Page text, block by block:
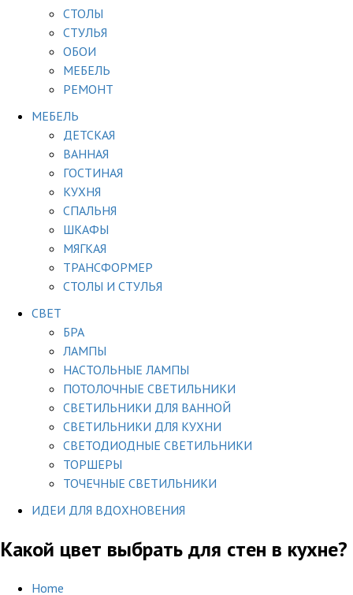
СТОЛЫ
СТУЛЬЯ
ОБОИ
МЕБЕЛЬ
РЕМОНТ
МЕБЕЛЬ
ДЕТСКАЯ
ВАННАЯ
ГОСТИНАЯ
КУХНЯ
СПАЛЬНЯ
ШКАФЫ
МЯГКАЯ
ТРАНСФОРМЕР
СТОЛЫ И СТУЛЬЯ
СВЕТ
БРА
ЛАМПЫ
НАСТОЛЬНЫЕ ЛАМПЫ
ПОТОЛОЧНЫЕ СВЕТИЛЬНИКИ
СВЕТИЛЬНИКИ ДЛЯ ВАННОЙ
СВЕТИЛЬНИКИ ДЛЯ КУХНИ
СВЕТОДИОДНЫЕ СВЕТИЛЬНИКИ
ТОРШЕРЫ
ТОЧЕЧНЫЕ СВЕТИЛЬНИКИ
ИДЕИ ДЛЯ ВДОХНОВЕНИЯ
Какой цвет выбрать для стен в кухне?
Home